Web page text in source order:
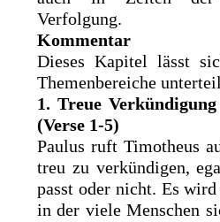
Verfolgung.
Kommentar
Dieses Kapitel lässt
Themenbereiche
1. Treue
(Verse 1-5)
Paulus ruft Timotheus
treu zu verkündigen,
passt oder nicht. Es
in der viele Menschen